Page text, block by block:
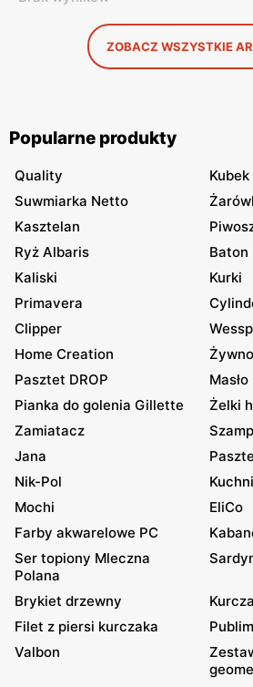
ZOBACZ WSZYSTKIE
Popularne produkty
Quality
Kubek
Suwmiarka Netto
Kasztelan
Ryż Albaris
Baton
Kaliski
Kurki
Primavera
Clipper
Home Creation
Pasztet DROP
Masło
Pianka do golenia Gillette
Żelki
Zamiatacz
Jana
Nik-Pol
Mochi
EliCo
Farby akwarelowe PC
Ser topiony Mleczna
Polana
Brykiet drzewny
Filet z piersi kurczaka
Valbon